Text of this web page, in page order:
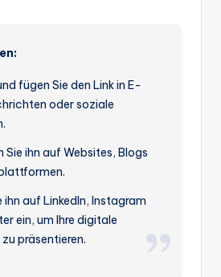
fügen Sie den Link in E-
oder soziale
Sie ihn auf Websites, Blogs
ihn auf LinkedIn, Instagram
ein, um Ihre digitale
präsentieren.